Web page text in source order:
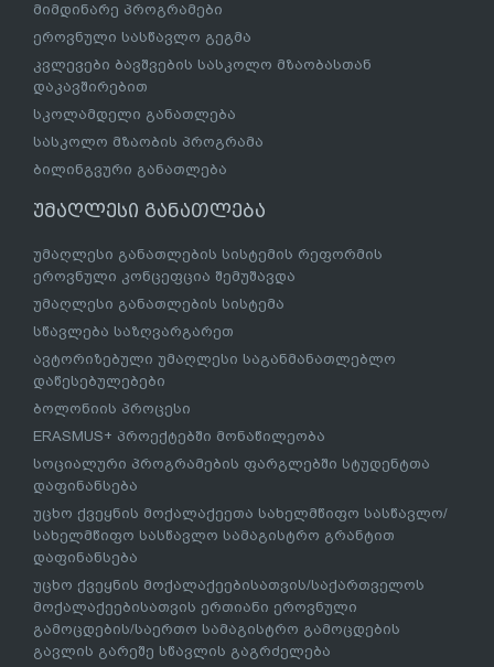
მიმდინარე პროგრამები
ეროვნული სასწავლო გეგმა
კვლევები ბავშვების სასკოლო მზაობასთან
დაკავშირებით
სკოლამდელი განათლება
სასკოლო მზაობის პროგრამა
ბილინგვური განათლება
უმაღლესი განათლება
უმაღლესი განათლების სისტემის რეფორმის
ეროვნული კონცეფცია შემუშავდა
უმაღლესი განათლების სისტემა
სწავლება საზღვარგარეთ
ავტორიზებული უმაღლესი საგანმანათლებლო
დაწესებულებები
ბოლონიის პროცესი
ERASMUS+ პროექტებში მონაწილეობა
სოციალური პროგრამების ფარგლებში სტუდენტთა
დაფინანსება
უცხო ქვეყნის მოქალაქეეთა სახელმწიფო სასწავლო/
სახელმწიფო სასწავლო სამაგისტრო გრანტით
დაფინანსება
უცხო ქვეყნის მოქალაქეებისათვის/საქართველოს
მოქალაქეებისათვის ერთიანი ეროვნული
გამოცდების/საერთო სამაგისტრო გამოცდების
გავლის გარეშე სწავლის გაგრძელება